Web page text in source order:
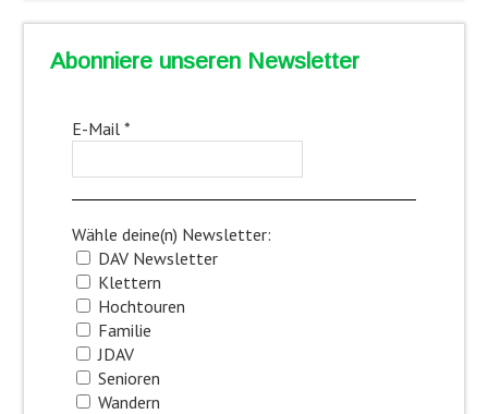
Abonniere unseren Newsletter
E-Mail *
Wähle deine(n) Newsletter:
DAV Newsletter
Klettern
Hochtouren
Familie
JDAV
Senioren
Wandern